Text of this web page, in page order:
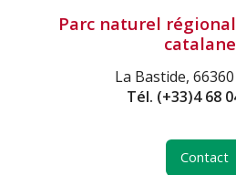
Parc naturel
La Bastide,
Tél. (+33)4 68
Contact